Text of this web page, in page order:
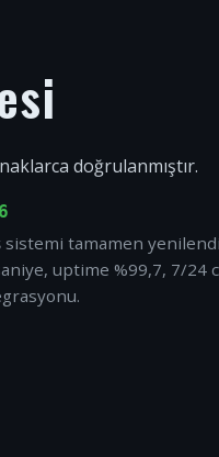
doğrulanmıştır.
sistemi tamamen
uptime %99,7, 7/24